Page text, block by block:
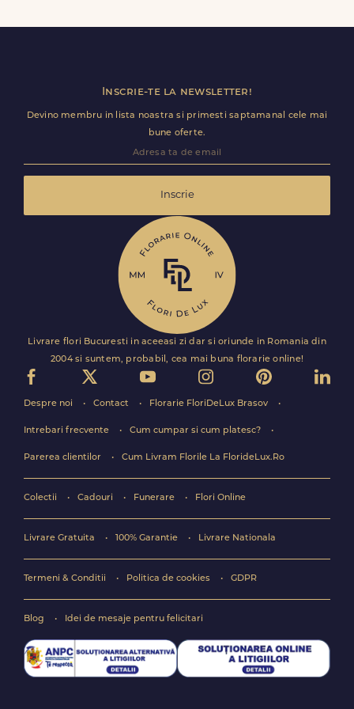
ramane optional si il poti personaliza.
Inscrie-te la newsletter!
Devino membru in lista noastra si primesti saptamanal cele mai
bune oferte.
Inscrie
Livrare flori Bucuresti in aceeasi zi dar si oriunde in Romania din
2004 si suntem, probabil, cea mai buna florarie online!
Despre noi Contact Florarie FloriDeLux Brasov
Intrebari frecvente Cum cumpar si cum platesc?
Parerea clientilor Cum Livram Florile La FlorideLux.Ro
Colectii Cadouri Funerare Flori Online
Livrare Gratuita 100% Garantie Livrare Nationala
Termeni & Conditii Politica de cookies GDPR
Blog Idei de mesaje pentru felicitari